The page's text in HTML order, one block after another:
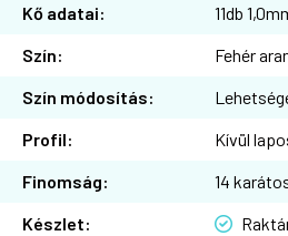
Kő adatai:
11db
Szín:
Fehér
Szín módosítás:
Profil:
Kívül
Finomság:
14
Készlet: